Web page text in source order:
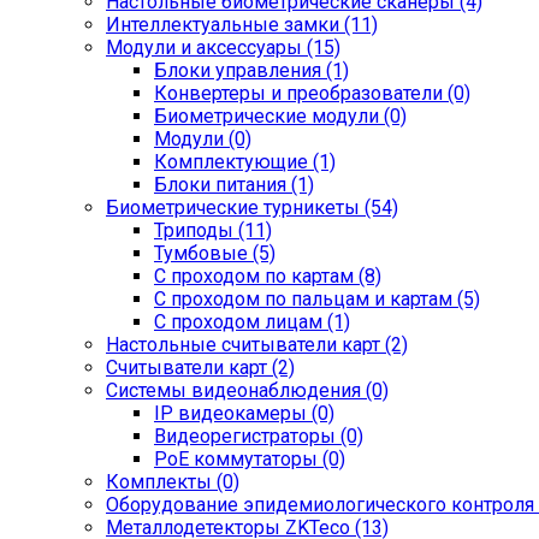
Интеллектуальные замки (11)
Модули и аксессуары (15)
Блоки управления (1)
Конвертеры и преобразователи (0)
Биометрические модули (0)
Модули (0)
Комплектующие (1)
Блоки питания (1)
Биометрические турникеты (54)
Триподы (11)
Тумбовые (5)
С проходом по картам (8)
С проходом по пальцам и картам (5)
С проходом лицам (1)
Настольные считыватели карт (2)
Считыватели карт (2)
Системы видеонаблюдения (0)
IP видеокамеры (0)
Видеорегистраторы (0)
PoE коммутаторы (0)
Комплекты (0)
Оборудование эпидемиологического контроля
Металлодетекторы ZKTeco (13)